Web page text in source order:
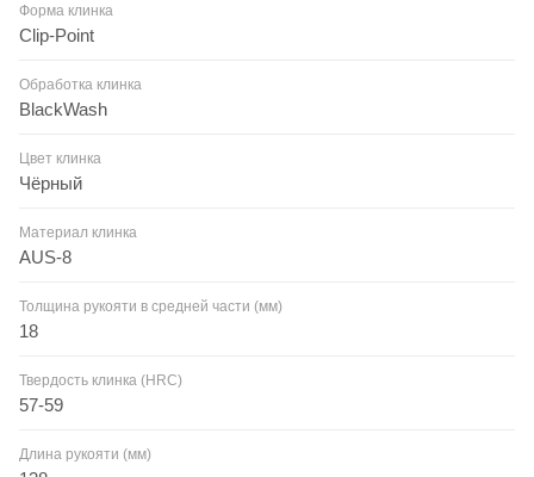
Форма клинка
Clip-Point
Обработка клинка
BlackWash
Цвет клинка
Чёрный
Материал клинка
AUS-8
Толщина рукояти в средней части (мм)
18
Твердость клинка (HRC)
57-59
Длина рукояти (мм)